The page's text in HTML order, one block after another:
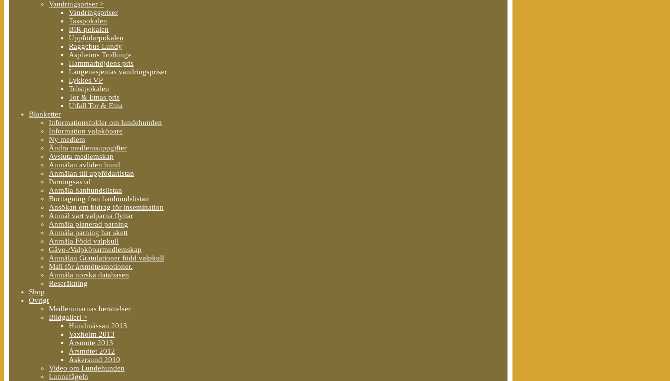
Vandringspriser >
Vandringspriser
Tasspokalen
BIR-pokalen
Uppfödarpokalen
Raggebus Lundy
Aspheims Trollunge
Hammarhöjdens pris
Langenesjentas vandringspriser
Lykkes VP
Tröstpokalen
Tor & Etnas pris
Utfall Tor & Etna
Blanketter
Informationsfolder om lundehunden
Information valpköpare
Ny medlem
Ändra medlemsuppgifter
Avsluta medlemskap
Anmälan avliden hund
Anmälan till uppfödarlistan
Parningsavtal
Anmäla hanhundslistan
Borttagning från hanhundslistan
Ansökan om bidrag för insemination
Anmäl vart valparna flyttar
Anmäla planerad parning
Anmäla parning har skett
Anmäla Född valpkull
Gåvo-/Valpköparmedlemskap
Anmälan Gratulationer född valpkull
Mall för årsmötesmotioner.
Anmäla norska databasen
Reseräkning
Shop
Övrigt
Medlemmarnas berättelser
Bildgalleri >
Hundmässan 2013
Vaxholm 2013
Årsmöte 2013
Årsmötet 2012
Askersund 2010
Video om Lundehunden
Lunnefågeln